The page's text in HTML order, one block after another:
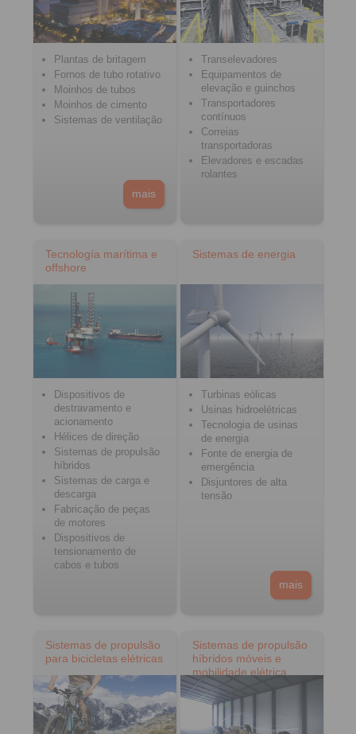
Plantas de britagem
Fornos de tubo rotativo
Moinhos de tubos
Moinhos de cimento
Sistemas de ventilação
mais
Transelevadores
Equipamentos de
elevação e guinchos
Transportadores
contínuos
Correias
transportadoras
Elevadores e escadas
rolantes
Tecnología marítima e
offshore
Dispositivos de
destravamento e
acionamento
Hélices de direção
Sistemas de propulsão
híbridos
Sistemas de carga e
descarga
Fabricação de peças
de motores
Dispositivos de
tensionamento de
cabos e tubos
Sistemas de energia
Turbinas eólicas
Usinas hidroelétricas
Tecnologia de usinas
de energia
Fonte de energia de
emergência
Disjuntores de alta
tensão
mais
Sistemas de propulsão
para bicicletas elétricas
Sistemas de propulsão
híbridos móveis e
mobilidade elétrica